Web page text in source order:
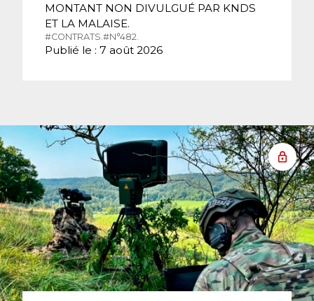
MONTANT NON DIVULGUÉ PAR KNDS
ET LA MALAISE.
#CONTRATS. #N°482.
Publié le : 7 août 2026